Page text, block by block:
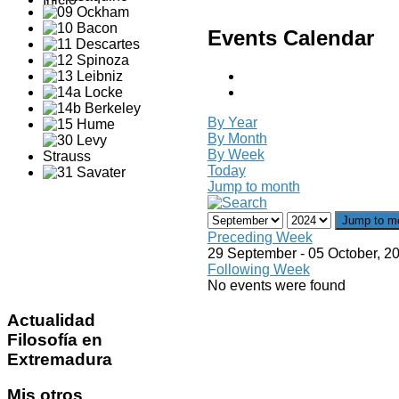
Events Calendar
By Year
By Month
By Week
Today
Jump to month
Jump to
Preceding Week
29 September - 05 October,
Following Week
No events were found
Actualidad
Filosofía en
Extremadura
Mis otros